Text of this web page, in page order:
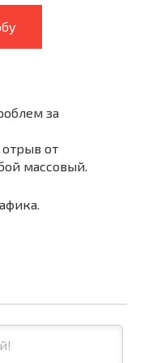
за
от
массовый.